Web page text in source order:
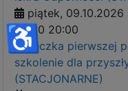
piątek, 09.10.2026
17:00 20:00
Apteczka pierwszej
szkolenie dla
(STACJONARNE)